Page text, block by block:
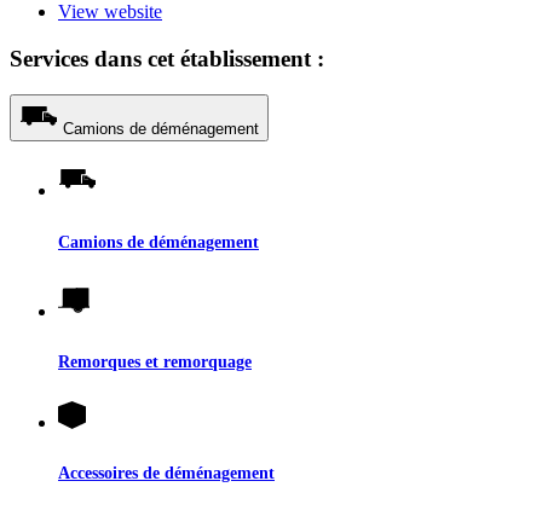
View website
Services dans cet établissement :
Camions de déménagement
Camions de déménagement
Remorques et remorquage
Accessoires de déménagement